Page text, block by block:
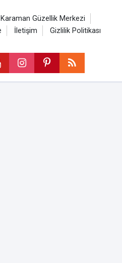
Karaman Güzellik Merkezi
İletişim Gizlilik Politikası